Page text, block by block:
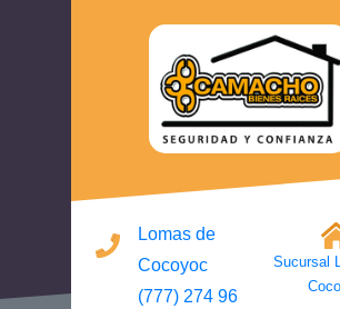
Lomas de
Cocoyoc
(777) 274 96
Sucursal